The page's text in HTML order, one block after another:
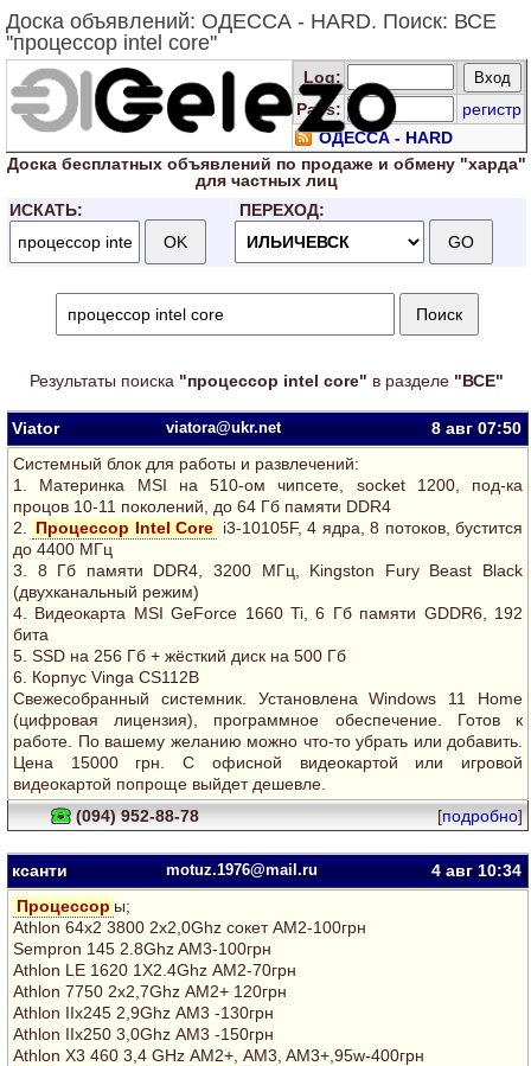
Доска объявлений: ОДЕССА - HARD. Поиск: ВСЕ
''процессор intel core''
Log:
Pass:
регистр
ОДЕССА - HARD
Доска бесплатных объявлений по продаже и обмену "харда"
для частных лиц
ИСКАТЬ:
ПЕРЕХОД:
Результаты поиска "процессор intel core" в разделе "ВСЕ"
Viator viatora@ukr.net 8 авг07:50
Системный блок для работы и развлечений:
1. Материнка MSI на 510-ом чипсете, socket 1200, под-ка
процов 10-11 поколений, до 64 Гб памяти DDR4
2.
Процессор Intel Core i3-10105F, 4 ядра, 8 потоков, бустится
до 4400 МГц
3. 8 Гб памяти DDR4, 3200 МГц, Kingston Fury Beast Black
(двухканальный режим)
4. Видеокарта MSI GeForce 1660 Ti, 6 Гб памяти GDDR6, 192
бита
5. SSD на 256 Гб + жёсткий диск на 500 Гб
6. Корпус Vinga CS112B
Свежесобранный системник. Установлена Windows 11 Home
(цифровая лицензия), программное обеспечение. Готов к
работе. По вашему желанию можно что-то убрать или добавить.
Цена 15000 грн. С офисной видеокартой или игровой
видеокартой попроще выйдет дешевле.
(094) 952-88-78
[подробно]
ксанти motuz.1976@mail.ru 4 авг10:34
Процессор ы;
Athlon 64х2 3800 2х2,0Ghz сокет АМ2-100грн
Sempron 145 2.8Ghz AM3-100грн
Athlon LE 1620 1Х2.4Ghz АМ2-70грн
Athlon 7750 2х2,7Ghz АМ2+ 120грн
Athlon IIх245 2,9Ghz АМ3 -130грн
Athlon IIх250 3,0Ghz АМ3 -150грн
Athlon X3 460 3,4 GHz АМ2+, AM3, AM3+,95w-400грн